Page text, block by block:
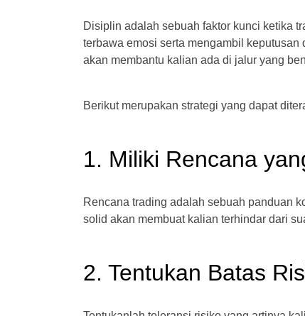
Disiplin adalah sebuah faktor kunci ketika
terbawa emosi serta mengambil
akan membantu kalian ada di jalur yang
Berikut merupakan strategi yang dapat
1. Miliki Rencana
Rencana trading adalah sebuah panduan
solid akan membuat kalian terhindar dari
2. Tentukan Batas